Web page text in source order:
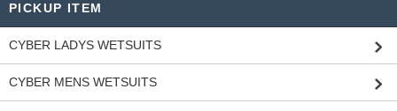
PICKUP ITEM
CYBER LADYS WETSUITS
CYBER MENS WETSUITS